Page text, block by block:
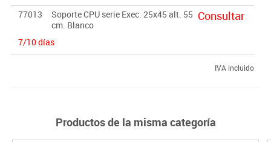
77013
Soporte CPU serie Exec. 25x45 alt. 55
cm. Blanco
7/10 días
Consultar
IVA incluido
Productos de la misma categoría